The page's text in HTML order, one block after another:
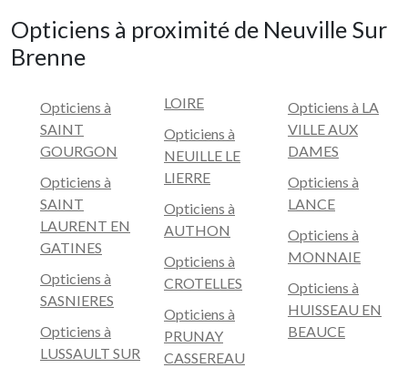
Opticiens à proximité de Neuville Sur
Brenne
Opticiens à
SAINT
GOURGON
Opticiens à
SAINT
LAURENT EN
GATINES
Opticiens à
SASNIERES
Opticiens à
LUSSAULT SUR
LOIRE
Opticiens à
NEUILLE LE
LIERRE
Opticiens à
AUTHON
Opticiens à
CROTELLES
Opticiens à
PRUNAY
CASSEREAU
Opticiens à LA
VILLE AUX
DAMES
Opticiens à
LANCE
Opticiens à
MONNAIE
Opticiens à
HUISSEAU EN
BEAUCE